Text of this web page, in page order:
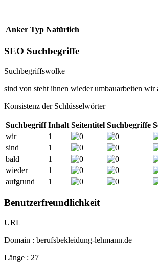
Anker Typ Natürlich
SEO Suchbegriffe
Suchbegriffswolke
sind von steht ihnen wieder umbauarbeiten wir
Konsistenz der Schlüsselwörter
Suchbegriff Inhalt Seitentitel Suchbegriffe
wir
1
sind
1
bald
1
wieder
1
aufgrund
1
Benutzerfreundlichkeit
URL
Domain : berufsbekleidung-lehmann.de
Länge : 27